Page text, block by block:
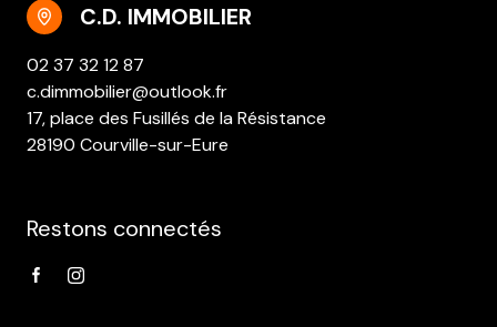
C.D. IMMOBILIER
02 37 32 12 87
c.dimmobilier@outlook.fr
17, place des Fusillés de la Résistance
28190 Courville-sur-Eure
Restons connectés